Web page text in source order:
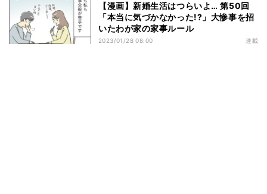
【漫画】新婚生活はつらいよ… 第50回
「本当に気づかなかった!?」大惨事を招
いたわが家の家事ルール
2023/01/28 08:00 連載